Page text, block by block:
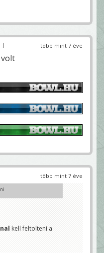
több mint 7 éve
több mint 7 éve
Ide csak be kell
kell feltolteni a